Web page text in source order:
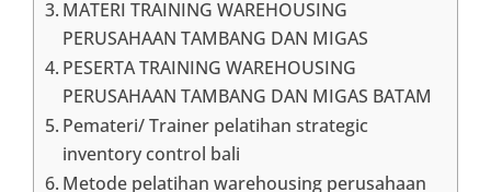
MATERI TRAINING WAREHOUSING
PERUSAHAAN TAMBANG DAN MIGAS
PESERTA TRAINING WAREHOUSING
PERUSAHAAN TAMBANG DAN MIGAS BATAM
Pemateri/ Trainer pelatihan strategic
inventory control bali
Metode pelatihan warehousing perusahaan